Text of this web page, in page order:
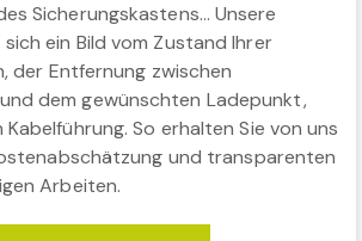
Sicherungskastens… Unsere
ein Bild vom Zustand Ihrer
der Entfernung zwischen
dem gewünschten Ladepunkt,
So erhalten Sie von uns
und transparenten
Arbeiten.